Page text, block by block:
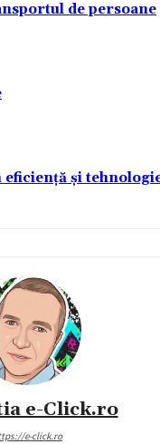
de persoane
și
e-Click.ro
e-click.ro